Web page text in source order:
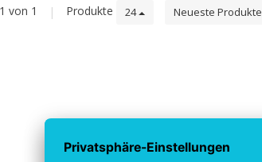
von 1 | Produkte 24 Neueste Produkte